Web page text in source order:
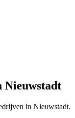
Nieuwstadt
in Nieuwstadt.